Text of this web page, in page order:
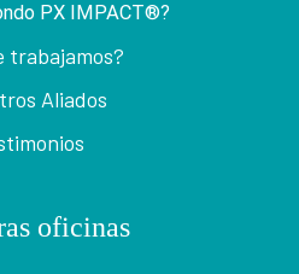
PX IMPACT®?
trabajamos?
Aliados
oficinas